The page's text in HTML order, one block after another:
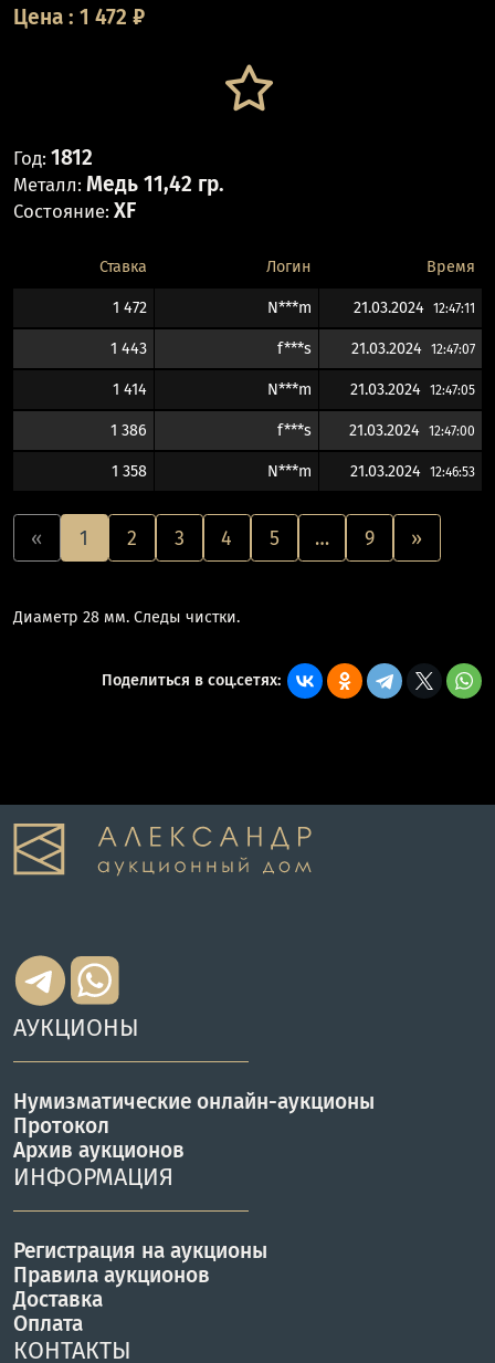
Цена : 1 472 ₽
Год: 1812
Металл: Медь 11,42 гр.
Состояние: XF
Ставка Логин Время
1 472 N***m 21.03.2024 12:47:11
1 443 f***s 21.03.2024 12:47:07
1 414 N***m 21.03.2024 12:47:05
1 386 f***s 21.03.2024 12:47:00
1 358 N***m 21.03.2024 12:46:53
« 1 2 3 4 5 … 9 »
Диаметр 28 мм. Следы чистки.
Поделиться в соц.сетях:
АУКЦИОНЫ
Нумизматические онлайн-аукционы
Протокол
Архив аукционов
ИНФОРМАЦИЯ
Регистрация на аукционы
Правила аукционов
Доставка
Оплата
КОНТАКТЫ